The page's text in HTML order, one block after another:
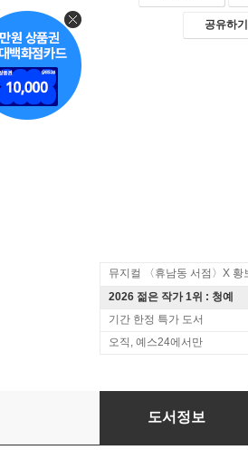
공유하기
2026 젊은 작가 1위 : 청예
기간 한정 특가 도서
오직, 예스24에서만
가모우 저택 사건 1
도서정보